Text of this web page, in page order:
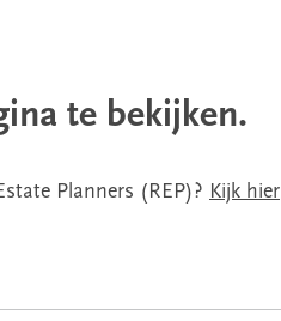
te bekijken.
Planners (REP)? Kijk hier